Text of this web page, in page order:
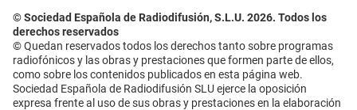
© Sociedad Española de Radiodifusión, S.L.U. 2026. Todos los
derechos reservados
© Quedan reservados todos los derechos tanto sobre programas
radiofónicos y las obras y prestaciones que formen parte de ellos,
como sobre los contenidos publicados en esta página web.
Sociedad Española de Radiodifusión SLU ejerce la oposición
expresa frente al uso de sus obras y prestaciones en la elaboración